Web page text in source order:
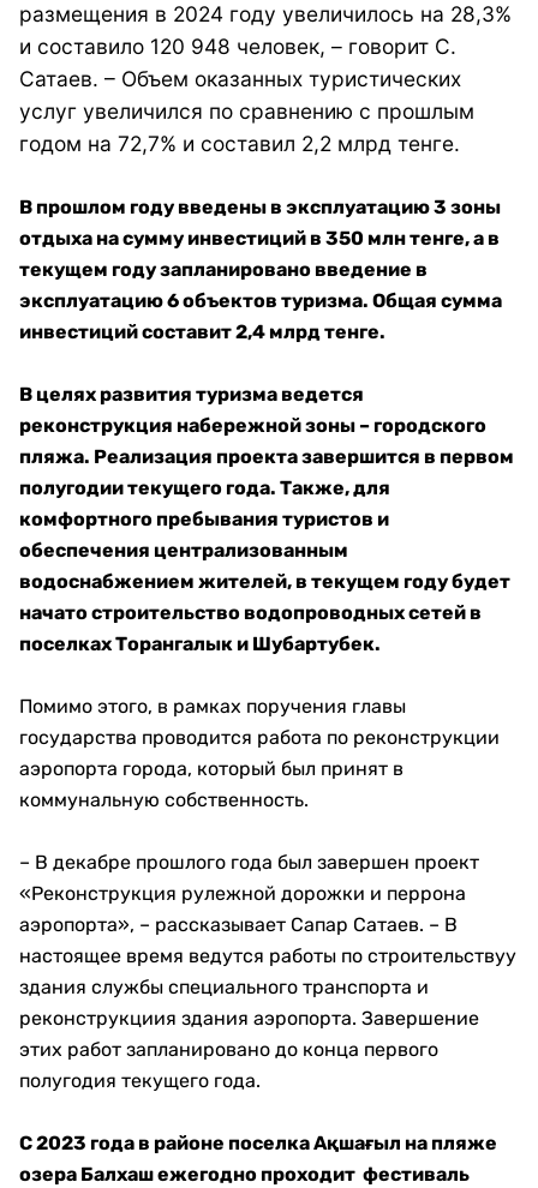
размещения в 2024 году увеличилось на 28,3%
и составило 120 948 человек, – говорит С.
Сатаев. – Объем оказанных туристических
услуг увеличился по сравнению с прошлым
годом на 72,7% и составил 2,2 млрд тенге.
В прошлом году введены в эксплуатацию 3 зоны
отдыха на сумму инвестиций в 350 млн тенге, а в
текущем году запланировано введение в
эксплуатацию 6 объектов туризма. Общая сумма
инвестиций составит 2,4 млрд тенге.
В целях развития туризма ведется
реконструкция набережной зоны – городского
пляжа. Реализация проекта завершится в первом
полугодии текущего года. Также, для
комфортного пребывания туристов и
обеспечения централизованным
водоснабжением жителей, в текущем году будет
начато строительство водопроводных сетей в
поселках Торангалык и Шубартубек.
Помимо этого, в рамках поручения главы
государства проводится работа по реконструкции
аэропорта города, который был принят в
коммунальную собственность.
– В декабре прошлого года был завершен проект
«Реконструкция рулежной дорожки и перрона
аэропорта», – рассказывает Сапар Сатаев. – В
настоящее время ведутся работы по строительствуу
здания службы специального транспорта и
реконструкциия здания аэропорта. Завершение
этих работ запланировано до конца первого
полугодия текущего года.
С 2023 года в районе поселка Ақшағыл на пляже
озера Балхаш ежегодно проходит фестиваль